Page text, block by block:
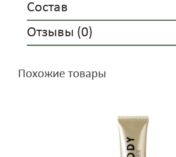
Состав
Отзывы (0)
Похожие товары